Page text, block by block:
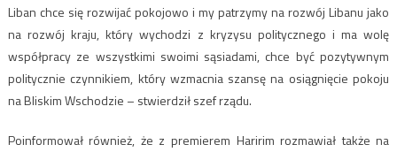
Liban chce się rozwijać pokojowo i my patrzymy na rozwój Libanu jako
na rozwój kraju, który wychodzi z kryzysu politycznego i ma wolę
współpracy ze wszystkimi swoimi sąsiadami, chce być pozytywnym
politycznie czynnikiem, który wzmacnia szansę na osiągnięcie pokoju
na Bliskim Wschodzie – stwierdził szef rządu.
Poinformował również, że z premierem Haririm rozmawiał także na